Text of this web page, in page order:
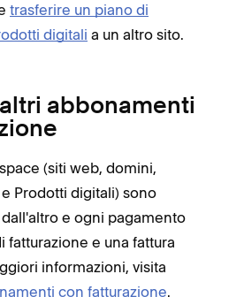
trasferire un piano di
digitali a un altro sito.
abbonamenti
(siti web, domini,
Prodotti digitali) sono
e ogni pagamento
fatturazione e una fattura
informazioni, visita
con fatturazione.